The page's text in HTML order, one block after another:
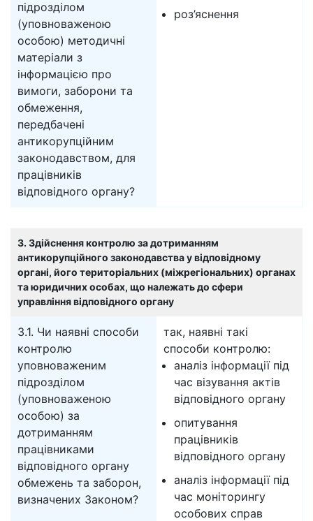
підрозділом
(уповноваженою
особою) методичні
матеріали з
інформацією про
вимоги, заборони та
обмеження,
передбачені
антикорупційним
законодавством, для
працівників
відповідного органу?
роз’яснення
3. Здійснення контролю за дотриманням
антикорупційного законодавства у відповідному
органі, його територіальних (міжрегіональних) органах
та юридичних особах, що належать до сфери
управління відповідного органу
3.1. Чи наявні способи
контролю
уповноваженим
підрозділом
(уповноваженою
особою) за
дотриманням
працівниками
відповідного органу
обмежень та заборон,
визначених Законом?
так, наявні такі
способи контролю:
аналіз інформації під
час візування актів
відповідного органу
опитування
працівників
відповідного органу
аналіз інформації під
час моніторингу
особових справ